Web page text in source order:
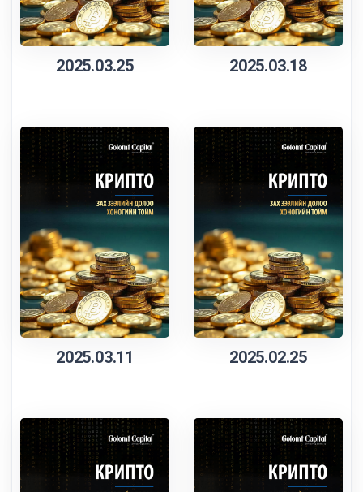
2025.03.25 2025.03.18
2025.03.11 2025.02.25